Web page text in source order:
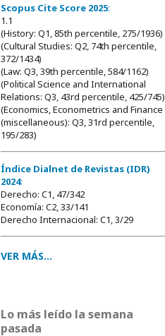
Scopus Cite Score 2025:
1.1
(History: Q1, 85th percentile, 275/1936)
(Cultural Studies: Q2, 74th percentile,
372/1434)
(Law: Q3, 39th percentile, 584/1162)
(Political Science and International
Relations: Q3, 43rd percentile, 425/745)
(Economics, Econometrics and Finance
(miscellaneous): Q3, 31rd percentile,
195/283)
Índice Dialnet de Revistas (IDR)
2024:
Derecho: C1, 47/342
Economía: C2, 33/141
Derecho Internacional: C1, 3/29
VER MÁS...
Lo más leído la semana
pasada